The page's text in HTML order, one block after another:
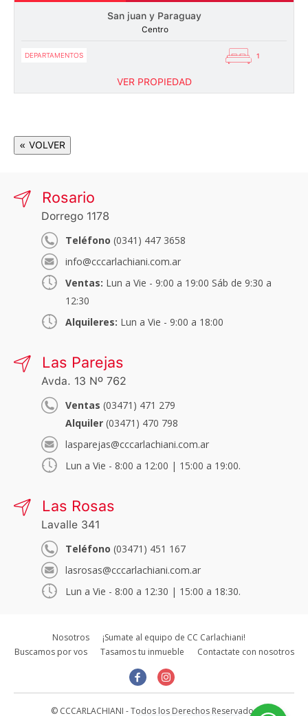
San juan y Paraguay
Centro
DEPARTAMENTOS 1
VER PROPIEDAD
« VOLVER
Rosario
Dorrego 1178
Teléfono (0341) 447 3658
info@cccarlachiani.com.ar
Ventas: Lun a Vie - 9:00 a 19:00 Sáb de 9:30 a
12:30
Alquileres: Lun a Vie - 9:00 a 18:00
Las Parejas
Avda. 13 Nº 762
Ventas (03471) 471 279
Alquiler (03471) 470 798
lasparejas@cccarlachiani.com.ar
Lun a Vie - 8:00 a 12:00 | 15:00 a 19:00.
Las Rosas
Lavalle 341
Teléfono (03471) 451 167
lasrosas@cccarlachiani.com.ar
Lun a Vie - 8:00 a 12:30 | 15:00 a 18:30.
Nosotros
¡Sumate al equipo de CC Carlachiani!
Buscamos por vos
Tasamos tu inmueble Contactate con nosotros
© CCCARLACHIANI - Todos los Derechos Reservados